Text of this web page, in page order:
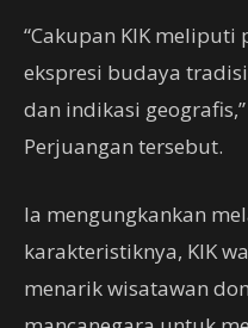
“Cakupan KIK
ekspresi budaya
dan indikasi
Perjuangan tersebut.
Ia mengungkankan
karakteristiknya, KIK
menarik wisatawan